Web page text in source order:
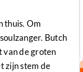
thuis. Om
Butch
van de groten
zijn stem de